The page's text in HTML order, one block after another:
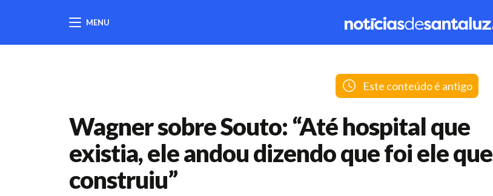
MENU
Este conteúdo é antigo
Wagner sobre Souto: “Até hospital que
existia, ele andou dizendo que foi ele que
construiu”